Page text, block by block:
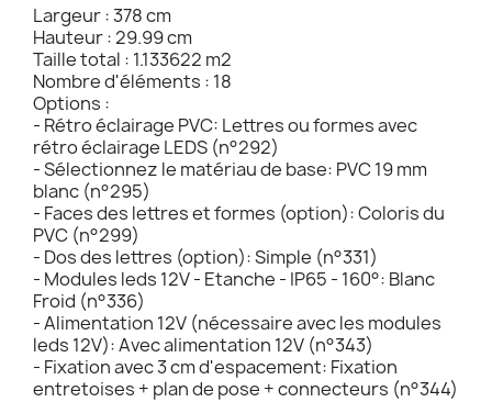
Largeur : 378 cm
Hauteur : 29.99 cm
Taille total : 1.133622 m2
Nombre d'éléments : 18
Options :
- Rétro éclairage PVC: Lettres ou formes avec
rétro éclairage LEDS (n°292)
- Sélectionnez le matériau de base: PVC 19 mm
blanc (n°295)
- Faces des lettres et formes (option): Coloris du
PVC (n°299)
- Dos des lettres (option): Simple (n°331)
- Modules leds 12V - Etanche - IP65 - 160°: Blanc
Froid (n°336)
- Alimentation 12V (nécessaire avec les modules
leds 12V): Avec alimentation 12V (n°343)
- Fixation avec 3 cm d'espacement: Fixation
entretoises + plan de pose + connecteurs (n°344)